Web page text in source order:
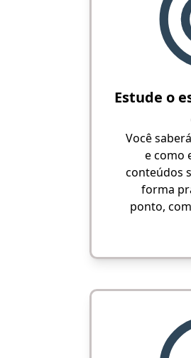
Estude o
Você
e como
conteúdos
forma
ponto,